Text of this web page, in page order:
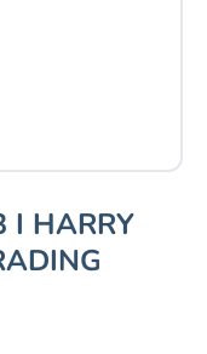
I HARRY